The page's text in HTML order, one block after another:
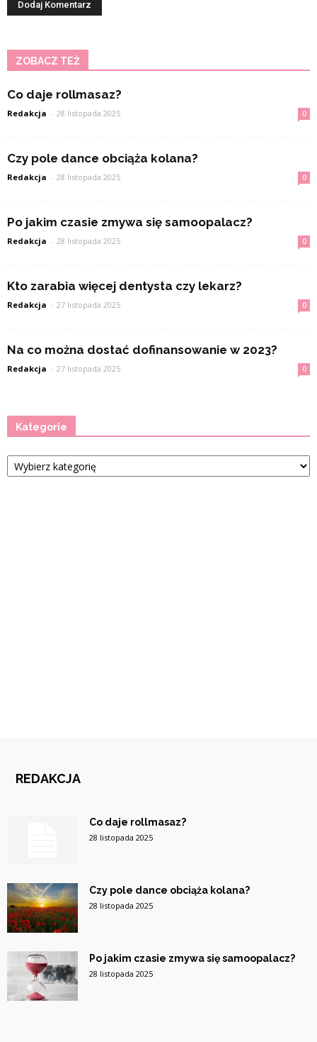
ZOBACZ TEŻ
Co daje rollmasaz?
Redakcja - 28 listopada 2025 0
Czy pole dance obciąża kolana?
Redakcja - 28 listopada 2025 0
Po jakim czasie zmywa się samoopalacz?
Redakcja - 28 listopada 2025 0
Kto zarabia więcej dentysta czy lekarz?
Redakcja - 27 listopada 2025 0
Na co można dostać dofinansowanie w 2023?
Redakcja - 27 listopada 2025 0
Kategorie
Kategorie
REDAKCJA
Co daje rollmasaz?
28 listopada 2025
Czy pole dance obciąża kolana?
28 listopada 2025
Po jakim czasie zmywa się samoopalacz?
28 listopada 2025